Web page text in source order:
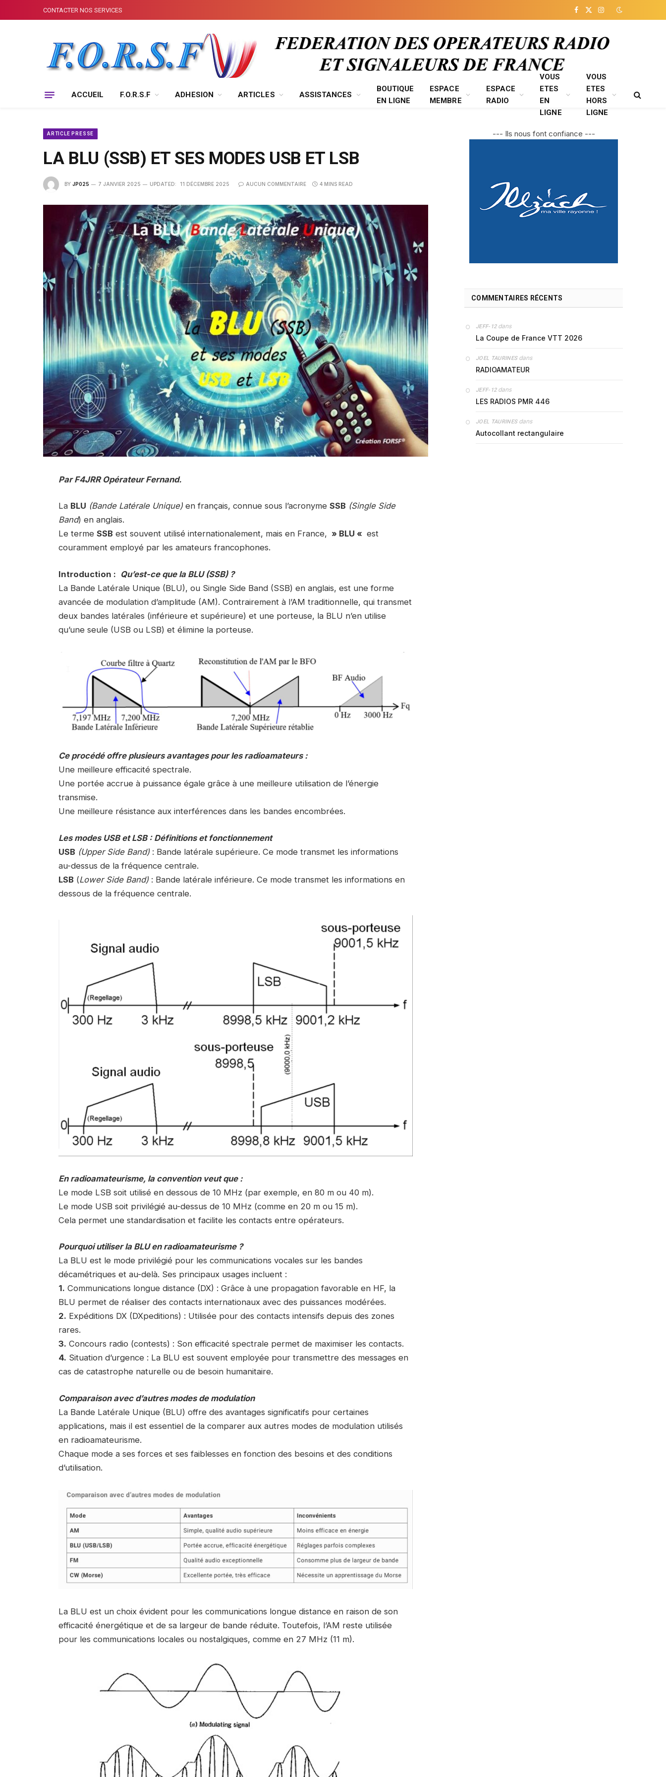
CONTACTER NOS SERVICES
Facebook
X
Instagram
ACCUEIL F.O.R.S.F ADHESION ARTICLES ASSISTANCES
BOUTIQUE
EN LIGNE
ESPACE
MEMBRE
ESPACE
RADIO
VOUS
ETES
EN
LIGNE
VOUS
ETES
HORS
LIGNE
ARTICLE PRESSE
LA BLU (SSB) ET SES MODES USB ET LSB
BY JP025 7 JANVIER 2025 UPDATED: 11 DÉCEMBRE 2025 AUCUN COMMENTAIRE 4 MINS READ
Par F4JRR Opérateur Fernand.
La BLU (Bande Latérale Unique)en français, connue sous l’acronyme SSB (Single Side
Band) en anglais.
Le terme SSB est souvent utilisé internationalement, mais en France, » BLU « est
couramment employé par les amateurs francophones.
Introduction : Qu’est-ce que la BLU (SSB) ?
La Bande Latérale Unique (BLU), ou Single Side Band (SSB) en anglais, est une forme
avancée de modulation d’amplitude (AM). Contrairement à l’AM traditionnelle, qui transmet
deux bandes latérales (inférieure et supérieure) et une porteuse, la BLU n’en utilise
qu’une seule (USB ou LSB) et élimine la porteuse.
Ce procédé offre plusieurs avantages pour les radioamateurs :
Une meilleure efficacité spectrale.
Une portée accrue à puissance égale grâce à une meilleure utilisation de l’énergie
transmise.
Une meilleure résistance aux interférences dans les bandes encombrées.
Les modes USB et LSB : Définitions et fonctionnement
USB (Upper Side Band): Bande latérale supérieure. Ce mode transmet les informations
au-dessus de la fréquence centrale.
LSB (Lower Side Band): Bande latérale inférieure. Ce mode transmet les informations en
dessous de la fréquence centrale.
En radioamateurisme, la convention veut que :
Le mode LSB soit utilisé en dessous de 10 MHz (par exemple, en 80 m ou 40 m).
Le mode USB soit privilégié au-dessus de 10 MHz (comme en 20 m ou 15 m).
Cela permet une standardisation et facilite les contacts entre opérateurs.
Pourquoi utiliser la BLU en radioamateurisme ?
La BLU est le mode privilégié pour les communications vocales sur les bandes
décamétriques et au-delà. Ses principaux usages incluent :
1. Communications longue distance (DX) : Grâce à une propagation favorable en HF, la
BLU permet de réaliser des contacts internationaux avec des puissances modérées.
2. Expéditions DX (DXpeditions) : Utilisée pour des contacts intensifs depuis des zones
rares.
3. Concours radio (contests) : Son efficacité spectrale permet de maximiser les contacts.
4. Situation d’urgence : La BLU est souvent employée pour transmettre des messages en
cas de catastrophe naturelle ou de besoin humanitaire.
Comparaison avec d’autres modes de modulation
La Bande Latérale Unique (BLU) offre des avantages significatifs pour certaines
applications, mais il est essentiel de la comparer aux autres modes de modulation utilisés
en radioamateurisme.
Chaque mode a ses forces et ses faiblesses en fonction des besoins et des conditions
d’utilisation.
La BLU est un choix évident pour les communications longue distance en raison de son
efficacité énergétique et de sa largeur de bande réduite. Toutefois, l’AM reste utilisée
pour les communications locales ou nostalgiques, comme en 27 MHz (11 m).
--- Ils nous font confiance ---
COMMENTAIRES RÉCENTS
JEFF-12dans
La Coupe de France VTT 2026
JOEL TAURINESdans
RADIOAMATEUR
JEFF-12dans
LES RADIOS PMR 446
JOEL TAURINESdans
Autocollant rectangulaire